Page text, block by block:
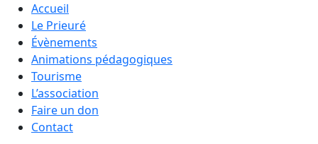
Accueil
Le Prieuré
Évènements
Animations pédagogiques
Tourisme
L’association
Faire un don
Contact